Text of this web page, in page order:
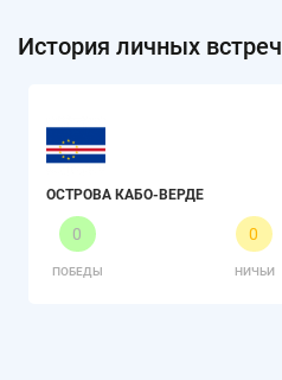
История личных встреч
ОСТРОВА КАБО-ВЕРДЕ
0
ПОБЕДЫ
0
НИЧЬИ